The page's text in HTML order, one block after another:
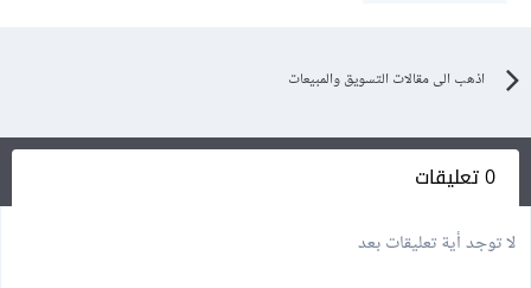
اذهب الى مقالات التسويق والمبيعات
0 تعليقات
لا توجد أية تعليقات بعد